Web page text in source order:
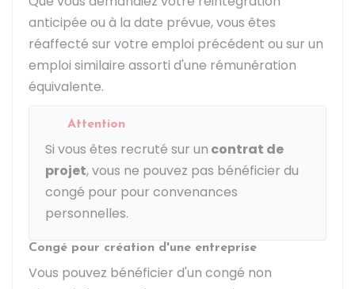
anticipée ou à la date prévue, vous êtes
réaffecté sur votre emploi précédent ou sur un
emploi similaire assorti d'une rémunération
équivalente.
Attention
Si vous êtes recruté sur un contrat de
projet, vous ne pouvez pas bénéficier du
congé pour pour convenances
personnelles.
Congé pour création d'une entreprise
Vous pouvez bénéficier d'un congé non